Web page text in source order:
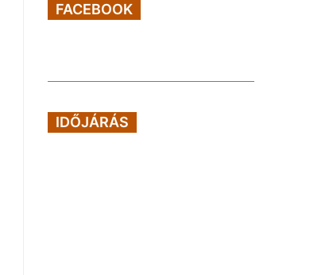
FACEBOOK
IDŐJÁRÁS